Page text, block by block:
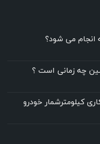
انجام می شود؟
چه زمانی است ؟
کیلومترشمار خودرو